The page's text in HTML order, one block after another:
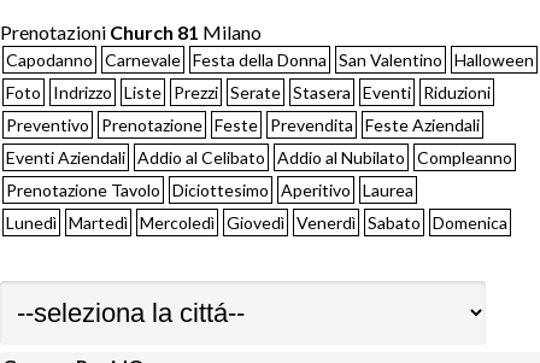
Prenotazioni Church 81 Milano
Capodanno Carnevale Festa della Donna San Valentino
Halloween
Foto
Indrizzo Liste Prezzi Serate Stasera Eventi
Riduzioni
Preventivo
Prenotazione Feste Prevendita
Feste Aziendali
Eventi Aziendali Addio al Celibato Addio al Nubilato
Compleanno
Prenotazione Tavolo
Diciottesimo Aperitivo
Laurea
Lunedì Martedì Mercoledì Giovedì Venerdì Sabato Domenica